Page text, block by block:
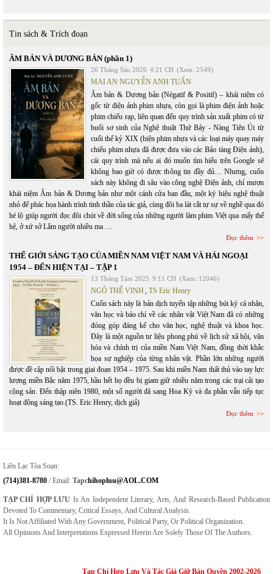
Tin sách & Trích đoạn
ÂM BẢN VÀ DƯƠNG BẢN (phần 1)
26 Tháng Sáu 2026 4:21 CH (Xem: 2549)
MAI AN NGUYỄN ANH TUẤN
Âm bản & Dương bản (Négatif & Positif) – khái niệm có
gốc từ điện ảnh phim nhựa, còn gọi là phim điện ảnh hoặc
phim chiếu rạp, liên quan đến quy trình sản xuất phim có từ
buổi sơ sinh của Nghệ thuật Thứ Bảy - Nàng Tiên Út từ
cuối thế kỷ XIX (hiện phim nhựa và các loại máy quay máy
chiếu phim nhựa đã được đưa vào các Bảo tàng Điện ảnh),
cái quy trình mà nếu ai đó muốn tìm hiểu trên Google sẽ
không bao giờ có được thông tin đầy đủ… Nhưng, cuốn
sách này không đi sâu vào công nghệ Điện ảnh, chỉ mượn
khái niệm Âm bản & Dương bản như một cánh cửa ban đầu, một ký hiệu nghệ thuật
nhỏ để phác họa hành trình tinh thần của tác giả, cùng đôi ba lát cắt tự sự về nghề qua đó
hé lộ giúp người đọc đôi chút về đời sống của những người làm phim Việt qua mấy thế
hệ, ở xứ sở Lắm người nhiều ma …
Đọc thêm
THẾ GIỚI SÁNG TẠO CỦA MIỀN NAM VIỆT NAM VÀ HẢI NGOẠI
1954 – ĐẾN HIỆN TẠI – TẬP 1
13 Tháng Tám 2025 9:11 CH (Xem: 12046)
NGÔ THẾ VINH, TS Eric Henry
Cuốn sách này là bản dịch tuyển tập những bút ký cá nhân,
văn học và báo chí về các nhân vật Việt Nam đã có những
đóng góp đáng kể cho văn học, nghệ thuật và khoa học.
Đây là một nguồn tư liệu phong phú về lịch sử xã hội, văn
hóa và chính trị của miền Nam Việt Nam, đồng thời khắc
họa sự nghiệp của từng nhân vật. Phần lớn những người
được đề cập nổi bật trong giai đoạn 1954 – 1975. Sau khi miền Nam thất thủ vào tay lực
lượng miền Bắc năm 1975, hầu hết họ đều bị giam giữ nhiều năm trong các trại cải tạo
cộng sản. Đến thập niên 1980, một số người đã sang Hoa Kỳ và đa phần vẫn tiếp tục
hoạt động sáng tạo.(TS. Eric Henry, dịch giả)
Đọc thêm
Liên Lạc Tòa Soạn:
(714)381-8780 / Email: TapcHihopluu@AOL.COM
TẠP CHÍ HỢP LƯU Is An Independent Literary, Arts, And Research-Based Publication
Devoted To Commentary, Critical Essays, And Cultural Analysis.
It Is Not Affiliated With Any Government, Political Party, Or Political Organization.
All Opinions And Interpretations Expressed Herein Are Solely Those Of The Authors.
Tạp Chí Hợp Lưu Và Tác Giả Giữ Bản Quyền 2002-2026